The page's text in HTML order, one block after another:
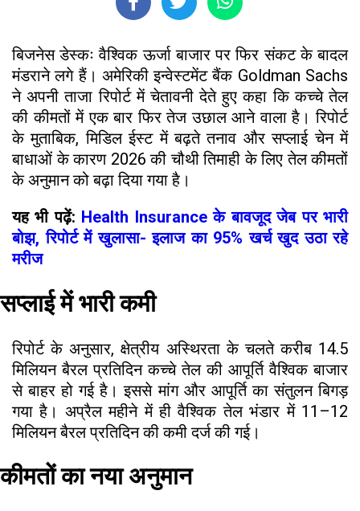
बिजनेस डेस्कः वैश्विक ऊर्जा बाजार पर फिर संकट के बादल
मंडराने लगे हैं। अमेरिकी इन्वेस्टमेंट बैंक Goldman Sachs
ने अपनी ताजा रिपोर्ट में चेतावनी देते हुए कहा कि कच्चे तेल
की कीमतों में एक बार फिर तेज उछाल आने वाला है। रिपोर्ट
के मुताबिक, मिडिल ईस्ट में बढ़ते तनाव और सप्लाई चेन में
बाधाओं के कारण 2026 की चौथी तिमाही के लिए तेल कीमतों
के अनुमान को बढ़ा दिया गया है।
यह भी पढ़ें: Health Insurance के बावजूद जेब पर भारी
बोझ, रिपोर्ट में खुलासा- इलाज का 95% खर्च खुद उठा रहे
मरीज
सप्लाई में भारी कमी
रिपोर्ट के अनुसार, क्षेत्रीय अस्थिरता के चलते करीब 14.5
मिलियन बैरल प्रतिदिन कच्चे तेल की आपूर्ति वैश्विक बाजार
से बाहर हो गई है। इससे मांग और आपूर्ति का संतुलन बिगड़
गया है। अप्रैल महीने में ही वैश्विक तेल भंडार में 11–12
मिलियन बैरल प्रतिदिन की कमी दर्ज की गई।
कीमतों का नया अनुमान